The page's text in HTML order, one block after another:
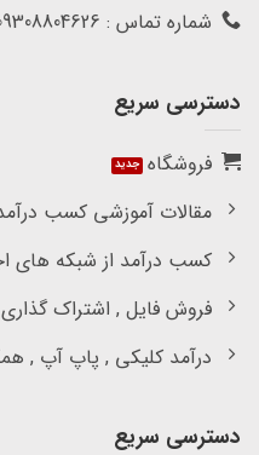
شماره تماس : 09308804626
دسترسی سریع
فروشگاه
مقالات آموزشی کسب درآمد
کسب درآمد از شبکه های
فروش فایل , اشتراک گذاری
درآمد کلیکی , پاپ آپ ,
دسترسی سریع